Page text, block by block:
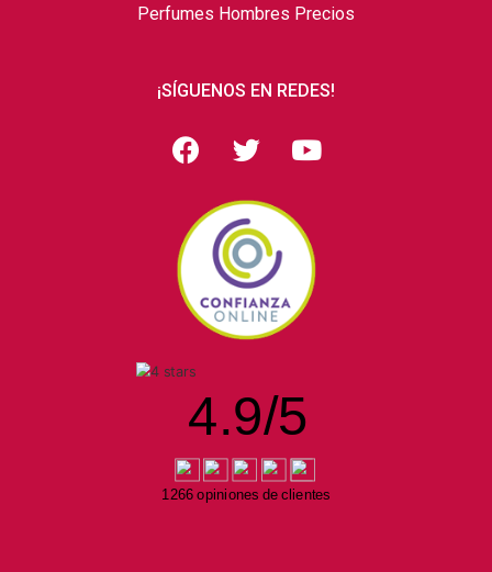
Perfumes Hombres Precios
¡SÍGUENOS EN REDES!
4.9/5
1266 opiniones de clientes